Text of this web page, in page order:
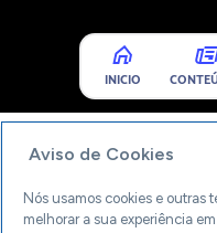
INICIO
Aviso de Cookies
Nós usamos cookies e outras
melhorar a sua experiência